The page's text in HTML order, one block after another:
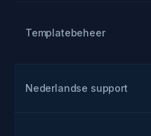
Templatebeheer
Nederlandse support